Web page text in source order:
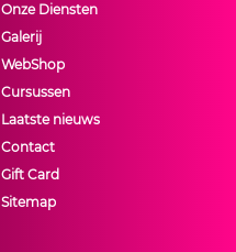
Onze Diensten
Galerij
WebShop
Cursussen
Laatste nieuws
Contact
Gift Card
Sitemap